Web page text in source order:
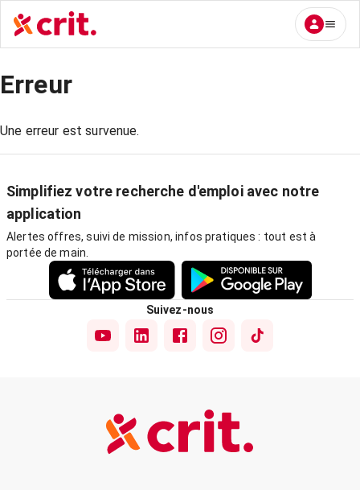
Erreur
Une erreur est survenue.
Simplifiez votre recherche d'emploi avec notre
application
Alertes offres, suivi de mission, infos pratiques : tout est à
portée de main.
Suivez-nous